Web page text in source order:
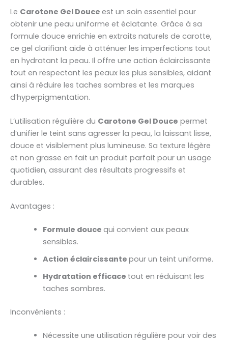
Le Carotone Gel Douce est un soin essentiel pour
obtenir une peau uniforme et éclatante. Grâce à sa
formule douce enrichie en extraits naturels de carotte,
ce gel clarifiant aide à atténuer les imperfections tout
en hydratant la peau. Il offre une action éclaircissante
tout en respectant les peaux les plus sensibles, aidant
ainsi à réduire les taches sombres et les marques
d’hyperpigmentation.
L’utilisation régulière du Carotone Gel Douce permet
d’unifier le teint sans agresser la peau, la laissant lisse,
douce et visiblement plus lumineuse. Sa texture légère
et non grasse en fait un produit parfait pour un usage
quotidien, assurant des résultats progressifs et
durables.
Avantages :
Formule douce qui convient aux peaux
sensibles.
Action éclaircissante pour un teint uniforme.
Hydratation efficace tout en réduisant les
taches sombres.
Inconvénients :
Nécessite une utilisation régulière pour voir des